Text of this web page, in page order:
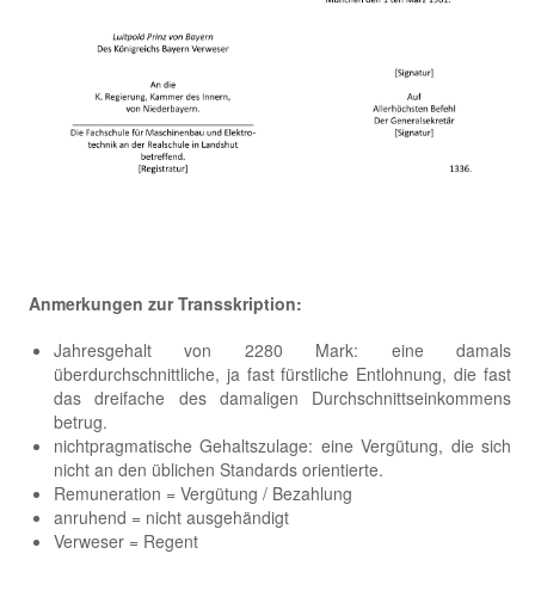
Anmerkungen zur Transskription:
Jahresgehalt von 2280 Mark: eine damals
überdurchschnittliche, ja fast fürstliche Entlohnung, die fast
das dreifache des damaligen Durchschnittseinkommens
betrug.
nichtpragmatische Gehaltszulage: eine Vergütung, die sich
nicht an den üblichen Standards orientierte.
Remuneration = Vergütung / Bezahlung
anruhend = nicht ausgehändigt
Verweser = Regent